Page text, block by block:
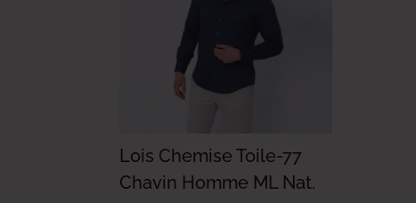
Lois Chemise Toile-77
Chavin Homme ML Nat.